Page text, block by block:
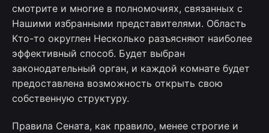
смотрите и многие в полномочиях, связанных с
Нашими избранными представителями. Область
Кто-то округлен Несколько разъясняют наиболее
эффективный способ. Будет выбран
законодательный орган, и каждой комнате будет
предоставлена ​​возможность открыть свою
собственную структуру.
Правила Сената, как правило, менее строгие и